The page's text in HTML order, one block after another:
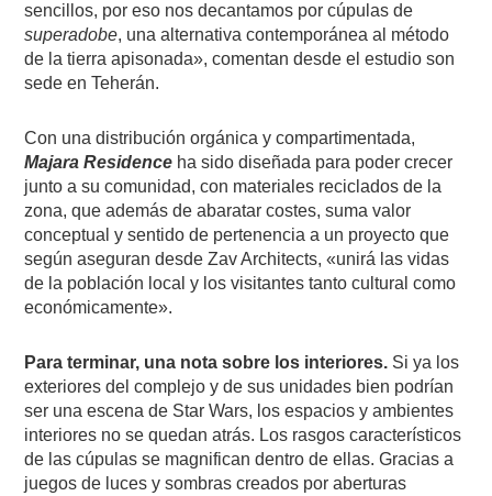
sencillos, por eso nos decantamos por cúpulas de
superadobe, una alternativa contemporánea al método
de la tierra apisonada», comentan desde el estudio son
sede en Teherán.
Con una distribución orgánica y compartimentada,
Majara Residence ha sido diseñada para poder crecer
junto a su comunidad, con materiales reciclados de la
zona, que además de abaratar costes, suma valor
conceptual y sentido de pertenencia a un proyecto que
según aseguran desde Zav Architects, «unirá las vidas
de la población local y los visitantes tanto cultural como
económicamente».
Para terminar, una nota sobre los interiores. Si ya los
exteriores del complejo y de sus unidades bien podrían
ser una escena de Star Wars, los espacios y ambientes
interiores no se quedan atrás. Los rasgos característicos
de las cúpulas se magnifican dentro de ellas. Gracias a
juegos de luces y sombras creados por aberturas